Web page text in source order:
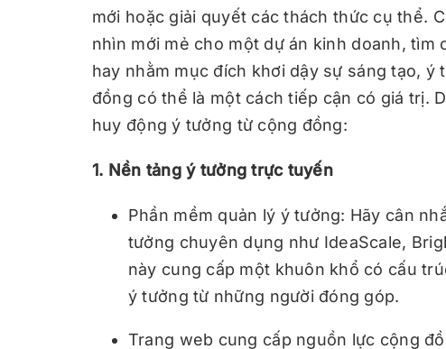
mới hoặc giải quyết các thách thức cụ thể.
nhìn mới mẻ cho một dự án kinh doanh, tìm
hay nhằm mục đích khơi dậy sự sáng tạo,
đồng có thể là một cách tiếp cận có giá trị.
huy động ý tưởng từ cộng đồng:
1. Nền tảng ý tưởng trực tuyến
Phần mềm quản lý ý tưởng: Hãy cân
tưởng chuyên dụng như IdeaScale,
này cung cấp một khuôn khổ có cấu
ý tưởng từ những người đóng góp.
Trang web cung cấp nguồn lực cộng